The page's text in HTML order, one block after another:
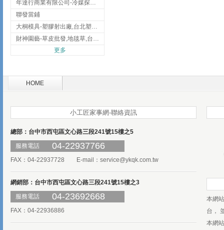
年達行商業有限公司-冷媒探漏儀,壓力錶組,真空泵浦,台北冷凍空調材料
聯發當鋪
大桐模具-塑膠射出廠,台北塑膠射出廠
財神園藝-草皮批發,地毯草,台北草,彰化地毯草,彰化台北草
更多
HOME
小工匠家事網-聯絡資訊
總部：台中市西屯區文心路三段241號15樓之5
服務電話
04-22937766
FAX：04-22937728 E-mail： service@ykqk.com.tw
網銷部：台中市西屯區文心路三段241號15樓之3
服務電話
04-23692668
FAX：04-22936886
本網
台，
本網